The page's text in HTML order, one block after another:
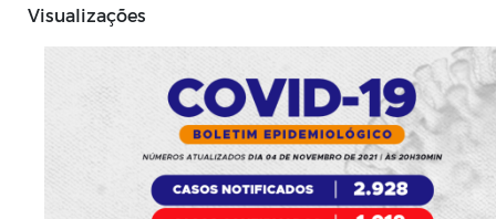
Visualizações